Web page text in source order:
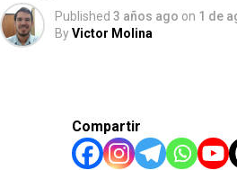
Published 3 años ago on 1 de
ByVictor Molina
Compartir